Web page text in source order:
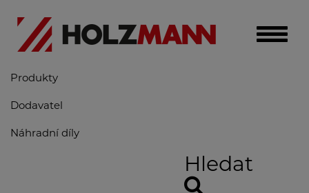
Toggle
Produkty
Dodavatel
Náhradní díly
Hledat